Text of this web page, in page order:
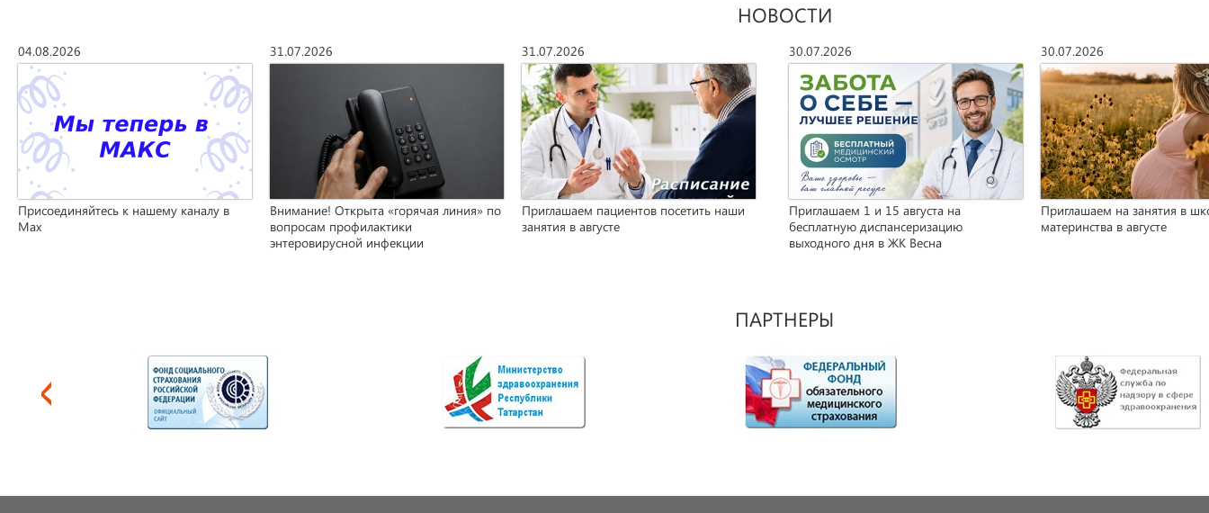
НОВОСТИ
04.08.2026
Присоединяйтесь к нашему каналу в
Max
31.07.2026
Внимание! Открыта «горячая линия» по
вопросам профилактики
энтеровирусной инфекции
31.07.2026
Приглашаем пациентов посетить наши
занятия в августе
30.07.2026
Приглашаем 1 и 15 августа на
бесплатную диспансеризацию
выходного дня в ЖК Весна
30.07.2026
Приглашаем на занятия в
материнства в августе
ПАРТНЕРЫ